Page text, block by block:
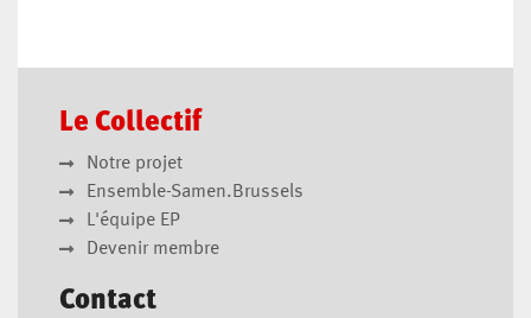
Le Collectif
Notre projet
Ensemble-Samen.Brussels
L'équipe EP
Devenir membre
Contact